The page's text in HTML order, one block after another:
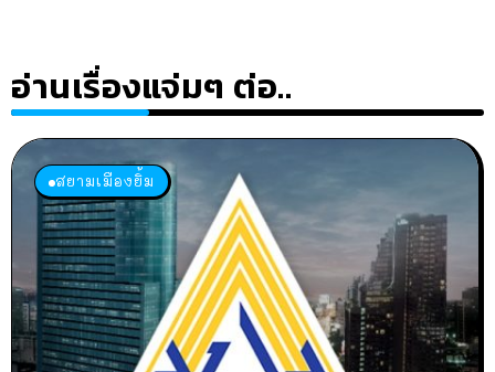
อ่านเรื่องแจ่มๆ ต่อ..
สยามเมืองยิ้ม